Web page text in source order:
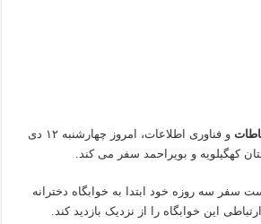
و فناوری اطلاعات، امروز چهارشنبه ۱۲ دی
کهگیلویه و بویراحمد سفر می کند.
سفر سه روزه خود ابتدا به خوابگاه دخترانه
این خوابگاه را از نزدیک بازدید کند.